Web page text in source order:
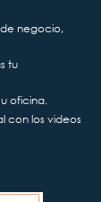
negocio,
tu
oficina.
con los videos